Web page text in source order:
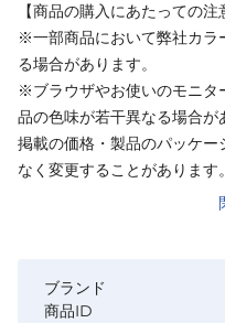
【商品の購入にあたっての注
※一部商品において弊社カラ
る場合があります。
※ブラウザやお使いのモニタ
品の色味が若干異なる場合が
掲載の価格・製品のパッケ
なく変更することがあります
ブランド
商品ID